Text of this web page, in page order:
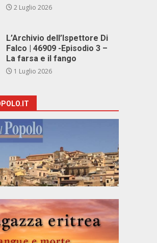
2 Luglio 2026
L’Archivio dell’Ispettore Di
Falco | 46909 -Episodio 3 –
La farsa e il fango
1 Luglio 2026